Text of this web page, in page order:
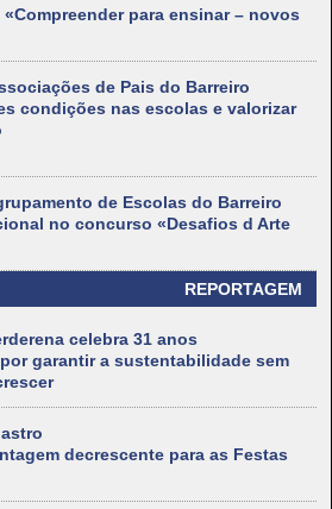
para ensinar – novos
de Pais do Barreiro
condições nas escolas e valorizar
de Escolas do Barreiro
no concurso «Desafios d Arte
REPORTAGEM
celebra 31 anos
garantir a sustentabilidade sem
decrescente para as Festas